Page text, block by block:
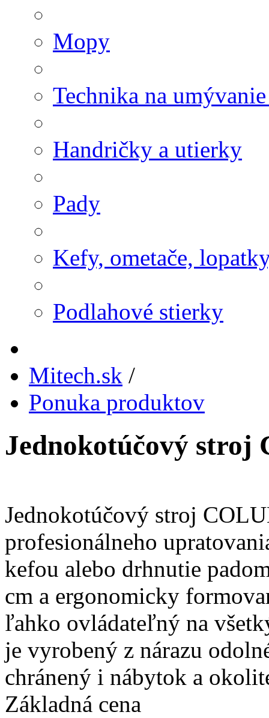
Mopy
Technika na
Handričky a utierky
Pady
Kefy, ometače,
Podlahové stierky
Mitech.sk /
Ponuka produktov
Jednokotúčový stroj
Jednokotúčový stroj
profesionálneho
kefou alebo drhnutie
cm a ergonomicky
ľahko ovládateľný na
je vyrobený z nárazu
chránený i nábytok a
Základná cena